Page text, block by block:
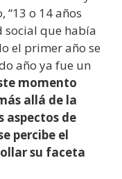
“13 o 14 años
social que había
el primer año se
año ya fue un
momento
allá de la
aspectos de
percibe el
su faceta